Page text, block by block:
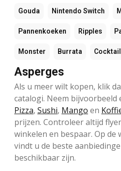
Gouda Nintendo Switch
Pannenkoeken Ripples
Monster Burrata
Asperges
Als u meer wilt kopen, klik
catalogi. Neem bijvoorbeeld
Pizza, Sushi, Mango en
prijzen. Controleer altijd
winkelen en bespaar. Op de
vindt u de beste
beschikbaar zijn.